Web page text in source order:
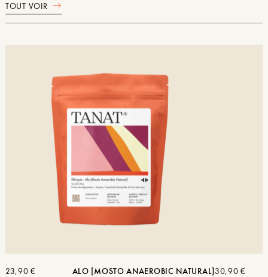
TOUT VOIR
ALO [MOSTO ANAEROBIC NATURAL]
23,90€ 30,90€